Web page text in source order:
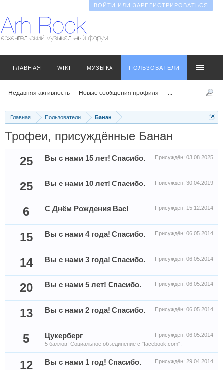
ВОЙТИ ИЛИ ЗАРЕГИСТРИРОВАТЬСЯ
Главная Пользователи Банан
Трофеи, присуждённые Банан
25
Присуждён: 03.08.2025
Вы с нами 15 лет! Спасибо.
25 Присуждён: 30.04.2019
Вы с нами 10 лет! Спасибо.
6 Присуждён: 15.12.2014
С Днём Рождения Вас!
15 Присуждён: 06.05.2014
Вы с нами 4 года! Спасибо.
14 Присуждён: 06.05.2014
Вы с нами 3 года! Спасибо.
20 Присуждён: 06.05.2014
Вы с нами 5 лет! Спасибо.
13 Присуждён: 06.05.2014
Вы с нами 2 года! Спасибо.
5 Присуждён: 06.05.2014
Цукерберг
5 баллов! Социальное объединение с "facebook.com".
12 Присуждён: 29.04.2014
Вы с нами 1 год! Спасибо.
ГЛАВНАЯ WIKI МУЗЫКА ПОЛЬЗОВАТЕЛИ
Недавняя активность Новые сообщения профиля ...